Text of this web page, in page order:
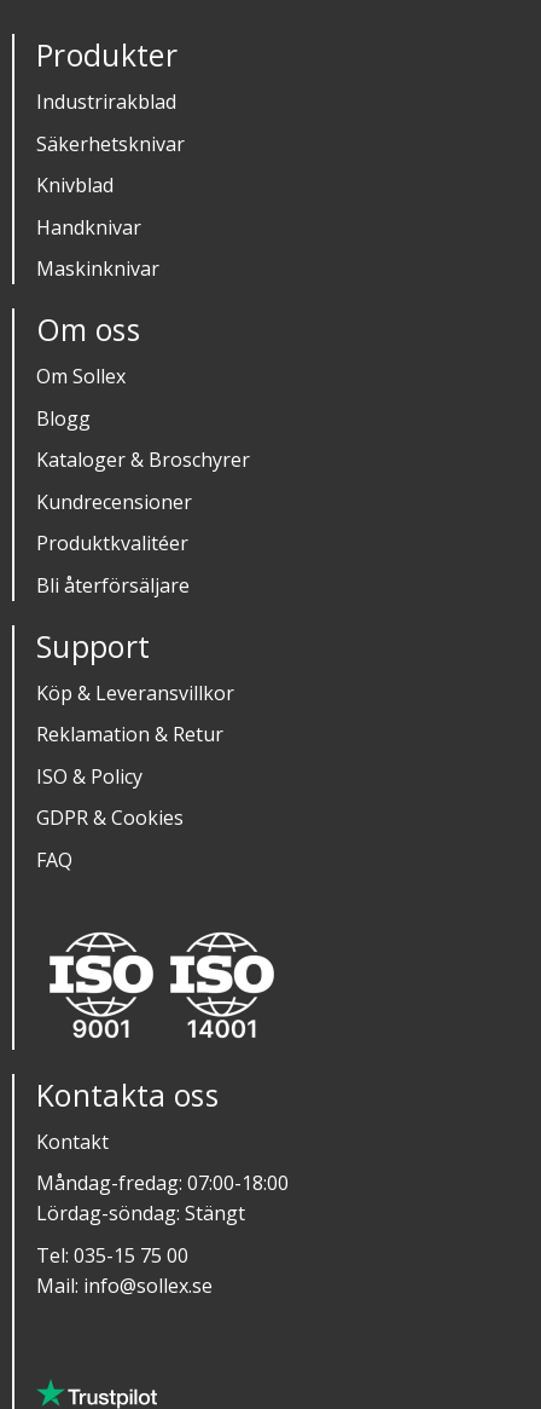
Produkter
Industrirakblad
Säkerhetsknivar
Knivblad
Handknivar
Maskinknivar
Om oss
Om Sollex
Blogg
Kataloger & Broschyrer
Kundrecensioner
Produktkvalitéer
Bli återförsäljare
Support
Köp & Leveransvillkor
Reklamation & Retur
ISO & Policy
GDPR & Cookies
FAQ
Kontakta oss
Kontakt
Måndag-fredag: 07:00-18:00
Lördag-söndag: Stängt
Tel: 035-15 75 00
Mail: info@sollex.se